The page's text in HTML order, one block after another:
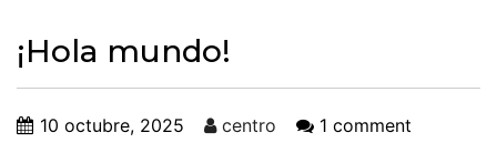
¡Hola mundo!
10 octubre, 2025 centro 1 comment